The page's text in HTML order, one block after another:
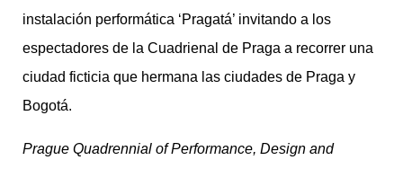
instalación performática ‘Pragatá’ invitando a los
espectadores de la Cuadrienal de Praga a recorrer una
ciudad ficticia que hermana las ciudades de Praga y
Bogotá.
Prague Quadrennial of Performance, Design and